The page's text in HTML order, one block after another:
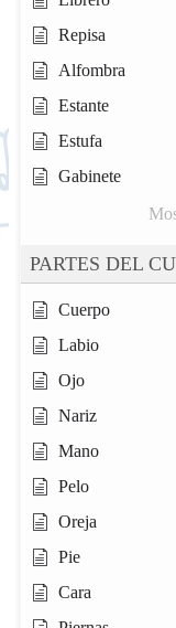
Repisa
Alfombra
Estante
Estufa
Gabinete
PARTES DEL
Cuerpo
Labio
Ojo
Nariz
Mano
Pelo
Oreja
Pie
Cara